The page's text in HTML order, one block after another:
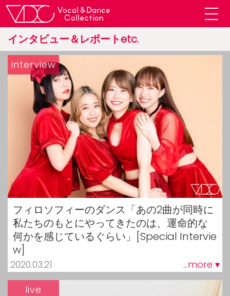
インタビュー＆レポートetc.
フィロソフィーのダンス「あの2曲が同時に
私たちのもとにやってきたのは、運命的な
何かを感じているぐらい」[Special Intervie
w]
2020.03.21 ...more ▾
interview
live